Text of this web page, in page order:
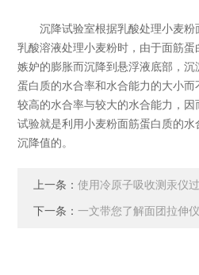
沉降试验室根据乳酸处理小麦粉
乳酸溶液处理小麦粉时，由于面筋
嫉妒的膨胀而沉降到悬浮液底部，
蛋白质的水合率和水合能力的大小
较高的水合率与较大的水合能力，
试验就是利用小麦粉面筋蛋白质的水
沉降值的。
上一条：使用冷原子吸收测汞仪
下一条：一文带您了解面团拉伸